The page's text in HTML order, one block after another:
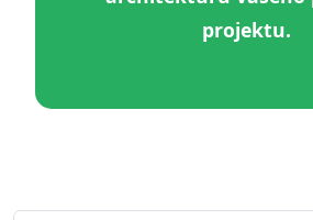
projektu.